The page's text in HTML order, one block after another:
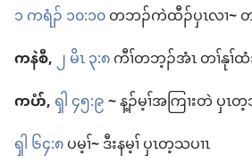
၁ ကရံၣ်​ ၁၀:၁၀တ​ဘၣ်​ကဲထီၣ်​ပှၤလၢ~
ကနဲစီ,၂ မိၤ ၃:၈ကီၢ်​တ​ဘ့ၣ်​အံၤ တၢ်နုၢ်ထံ​
ကပံာ်,ၡါ ၄၅:၉~န့ၣ်​မ့ၢ်​အကြၢး​တဲ ပှၤ​
ၡါ ၆၄:၈ပ​မ့ၢ်~ဒီး​န​မ့ၢ် ပှၤ​တ့​သပၢၤ